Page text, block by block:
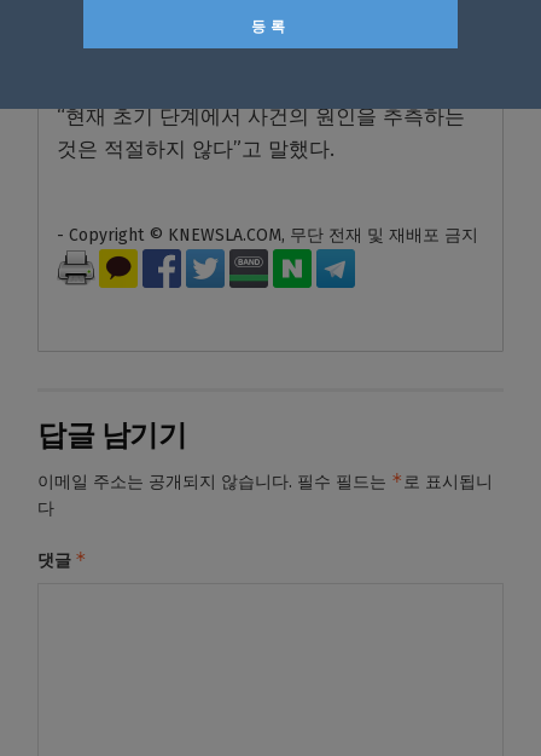
교통경찰(BTP)은 “무슨 일이 일어났는지 확인
하기 위해 긴급 조사를 진행하고 있고, 추가 정
“현재 초기 단계에서 사건의 원인을 추측하는
것은 적절하지 않다”고 말했다.
- Copyright © KNEWSLA.COM, 무단 전재 및 재배포 금지
답글 남기기
이메일 주소는 공개되지 않습니다. 필수 필드는 *로 표시됩니
다
댓글 *